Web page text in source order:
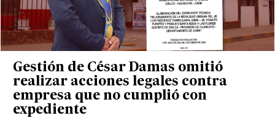
Gestión de César Damas omitió
realizar acciones legales contra
empresa que no cumplió con
expediente